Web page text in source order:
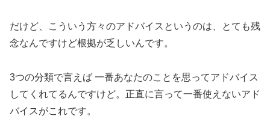
だけど、こういう方々のアドバイスというのは、とても残
念なんですけど根拠が乏しいんです。
3つの分類で言えば 一番あなたのことを思ってアドバイス
してくれてるんですけど。正直に言って一番使えないアド
バイスがこれです。